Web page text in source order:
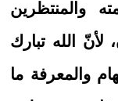
والمنتظرين
الله تبارك
والمعرفة ما